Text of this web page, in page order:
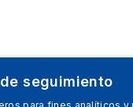
seguimiento